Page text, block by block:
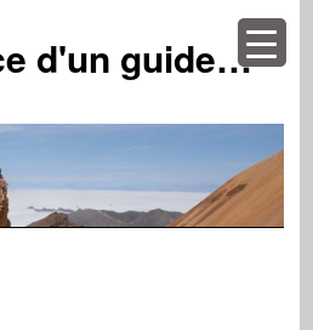
d'un guide…